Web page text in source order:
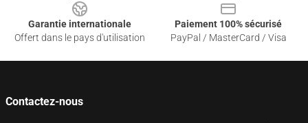
Garantie internationale
Offert dans le pays d'utilisation
Paiement 100% sécurisé
PayPal / MasterCard / Visa
Contactez-nous